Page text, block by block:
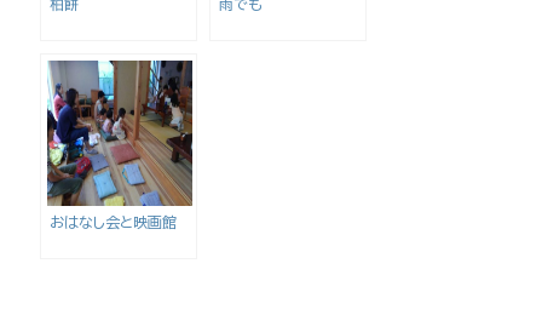
柏餅 雨でも
おはなし会と映画館